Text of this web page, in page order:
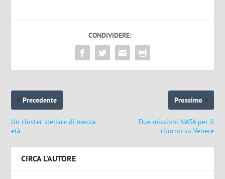
CONDIVIDERE:
Precedente
Un cluster stellare di mezza
età
Prossimo
Due missioni NASA per il
ritorno su Venere
CIRCA L'AUTORE